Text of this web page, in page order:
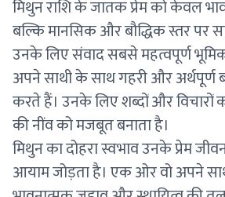
मिथुन राशि के जातक प्रेम को केवल
बल्कि मानसिक और बौद्धिक स्तर पर
उनके लिए संवाद सबसे महत्वपूर्ण
अपने साथी के साथ गहरी और अर्थपूर्ण
करते हैं। उनके लिए शब्दों और विचारों
की नींव को मजबूत बनाता है।
मिथुन का दोहरा स्वभाव उनके प्रेम
आयाम जोड़ता है। एक ओर वो अपने